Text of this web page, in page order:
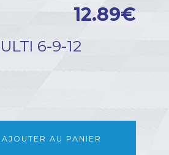
6-9-12
12.89€
AJOUTER AU PANIER